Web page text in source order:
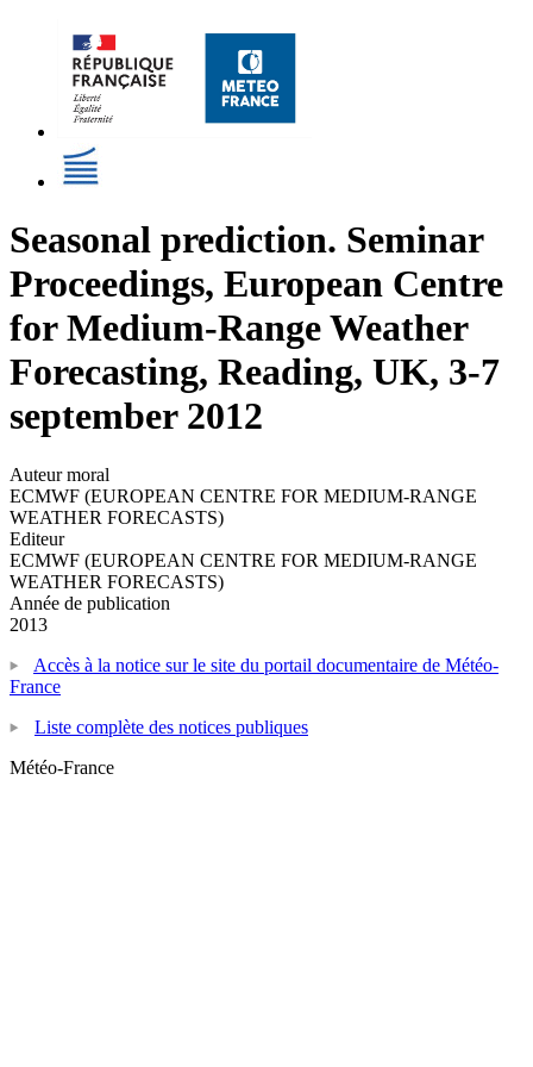
Seasonal prediction. Seminar
Proceedings, European Centre
for Medium-Range Weather
Forecasting, Reading, UK, 3-7
september 2012
Auteur moral
ECMWF (EUROPEAN CENTRE FOR MEDIUM-RANGE
WEATHER FORECASTS)
Editeur
ECMWF (EUROPEAN CENTRE FOR MEDIUM-RANGE
WEATHER FORECASTS)
Année de publication
2013
Accès à la notice sur le site du portail documentaire de Météo-
France
Liste complète des notices publiques
Météo-France